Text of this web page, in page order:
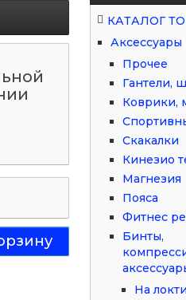
КАТАЛОГ
Аксессуары
Прочее
Гантели,
Коврики,
Скакалки
Кинезио
Магнезия
Пояса
Фитнес
Бинты,
На локти